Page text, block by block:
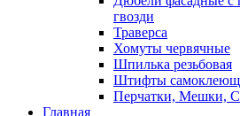
гвозди
Траверса
Хомуты червячные
Шпилька резьбовая
Штифты
Перчатки, Мешки,
Главная